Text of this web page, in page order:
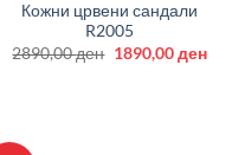
Кожни црвени сандали
R2005
2890,00ден Original
1890,00ден